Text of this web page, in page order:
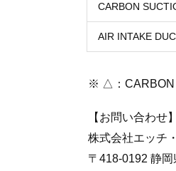
CARBON
AIR INTAKE
※ △：CARBON
【お問い合わせ】
株式会社エッチ
〒418-0192 静